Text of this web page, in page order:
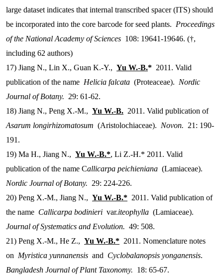
large dataset indicates that internal transcribed spacer (ITS) should
be incorporated into the core barcode for seed plants. Proceedings
of the National Academy of Sciences 108: 19641-19646. (†,
including 62 authors)
17) Jiang N., Lin X., Guan K.-Y., Yu W.-B.* 2011. Valid
publication of the name Helicia falcata (Proteaceae). Nordic
Journal of Botany. 29: 61-62.
18) Jiang N., Peng X.-M., Yu W.-B. 2011. Valid publication of
Asarum longirhizomatosum (Aristolochiaceae). Novon. 21: 190-
191.
19) Ma H., Jiang N., Yu W.-B.*, Li Z.-H.* 2011. Valid
publication of the name Callicarpa peichieniana (Lamiaceae).
Nordic Journal of Botany. 29: 224-226.
20) Peng X.-M., Jiang N., Yu W.-B.* 2011. Valid publication of
the name Callicarpa bodinieri var.iteophylla (Lamiaceae).
Journal of Systematics and Evolution. 49: 508.
21) Peng X.-M., He Z., Yu W.-B.* 2011. Nomenclature notes
on Myristica yunnanensis and Cyclobalanopsis yonganensis.
Bangladesh Journal of Plant Taxonomy. 18: 65-67.